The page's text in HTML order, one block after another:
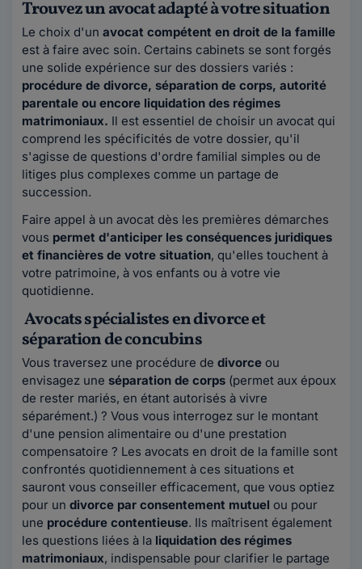
Trouvez un avocat adapté à votre situation
Le choix d'un avocat compétent en droit de la famille
est à faire avec soin. Certains cabinets se sont forgés
une solide expérience sur des dossiers variés :
procédure de divorce, séparation de corps, autorité
parentale ou encore liquidation des régimes
matrimoniaux. Il est essentiel de choisir un avocat qui
comprend les spécificités de votre dossier, qu'il
s'agisse de questions d'ordre familial simples ou de
litiges plus complexes comme un partage de
succession.
Faire appel à un avocat dès les premières démarches
vous permet d'anticiper les conséquences juridiques
et financières de votre situation, qu'elles touchent à
votre patrimoine, à vos enfants ou à votre vie
quotidienne.
Avocats spécialistes en divorce et
séparation de concubins
Vous traversez une procédure de divorce ou
envisagez une séparation de corps (permet aux époux
de rester mariés, en étant autorisés à vivre
séparément.) ? Vous vous interrogez sur le montant
d'une pension alimentaire ou d'une prestation
compensatoire ? Les avocats en droit de la famille sont
confrontés quotidiennement à ces situations et
sauront vous conseiller efficacement, que vous optiez
pour un divorce par consentement mutuel ou pour
une procédure contentieuse. Ils maîtrisent également
les questions liées à la liquidation des régimes
matrimoniaux, indispensable pour clarifier le partage